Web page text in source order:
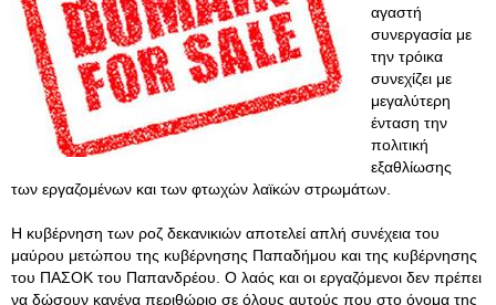
αγαστή
συνεργασία με
την τρόικα
συνεχίζει με
μεγαλύτερη
ένταση την
πολιτική
εξαθλίωσης
των εργαζομένων και των φτωχών λαϊκών στρωμάτων.
Η κυβέρνηση των ροζ δεκανικιών αποτελεί απλή συνέχεια του
μαύρου μετώπου της κυβέρνησης Παπαδήμου και της κυβέρνησης
του ΠΑΣΟΚ του Παπανδρέου. Ο λαός και οι εργαζόμενοι δεν πρέπει
να δώσουν κανένα περιθώριο σε όλους αυτούς που στο όνομα της